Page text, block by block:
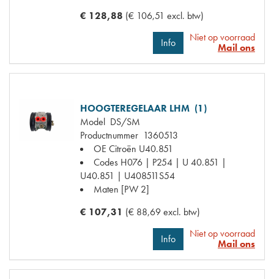
€ 128,88 (€ 106,51 excl. btw)
Info
Niet op voorraad
Mail ons
HOOGTEREGELAAR LHM (1)
Model DS/SM
Productnummer 1360513
OE Citroën U40.851
Codes H076 | P254 | U 40.851 |
U40.851 | U408511S54
Maten [PW 2]
€ 107,31 (€ 88,69 excl. btw)
Info
Niet op voorraad
Mail ons